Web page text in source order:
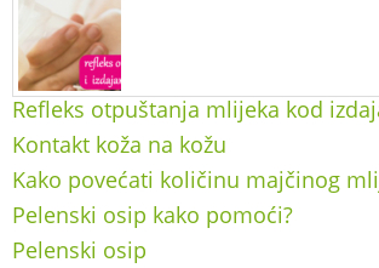
Refleks otpuštanja mlijeka kod
Kontakt koža na kožu
Kako povećati količinu majčinog
Pelenski osip kako pomoći?
Pelenski osip